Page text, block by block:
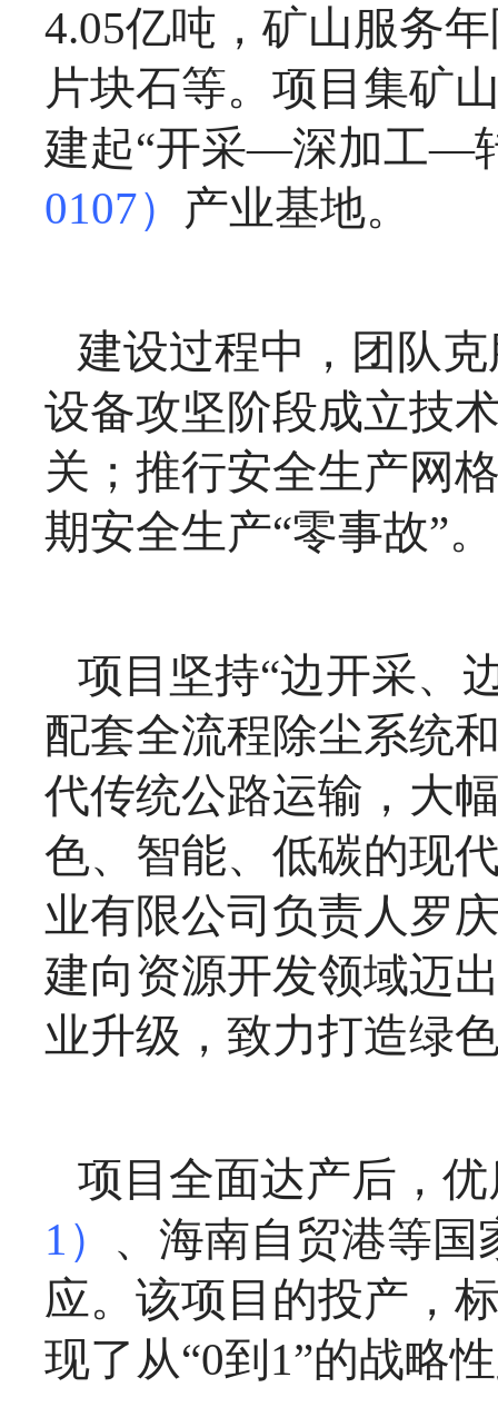
4.05亿吨，矿山服务
片块石等。项目集矿
建起“开采—深加工—
0107） 产业基地。
建设过程中，团队
设备攻坚阶段成立技
关；推行安全生产网
期安全生产“零事故”。
项目坚持“边开采、
配套全流程除尘系统
代传统公路运输，大
色、智能、低碳的现
业有限公司负责人罗
建向资源开发领域迈
业升级，致力打造绿
项目全面达产后，
1） 、海南自贸港等
应。该项目的投产，
现了从“0到1”的战略